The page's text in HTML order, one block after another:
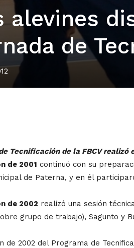
alevines
de
Tecnificación de la FBCV
de 2001 continuó con su
de Paterna, y en él
de 2002 realizó una sesión
grupo de trabajo), Sagunto y
de 2002 del Programa de